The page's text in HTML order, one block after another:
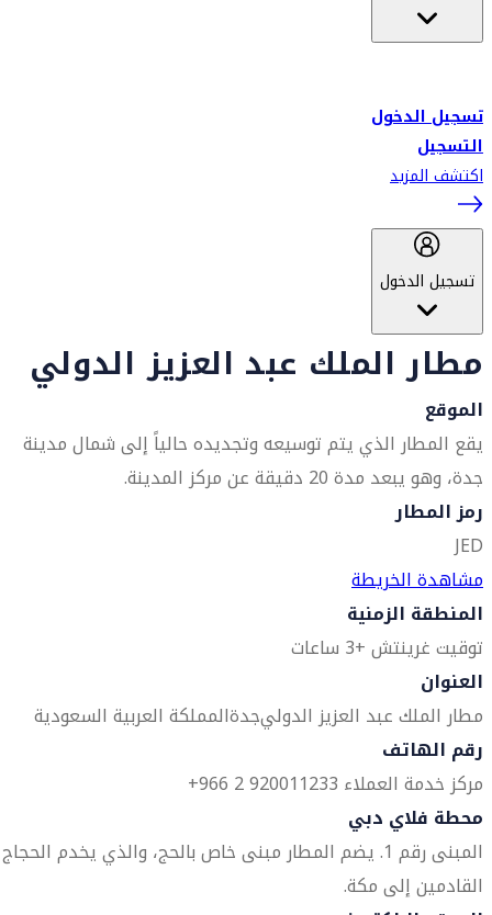
تسجيل الدخول
التسجيل
اكتشف المزيد
تسجيل الدخول
مطار الملك عبد العزيز الدولي
الموقع
يقع المطار الذي يتم توسيعه وتجديده حالياً إلى شمال مدينة
جدة، وهو يبعد مدة 20 دقيقة عن مركز المدينة.
رمز المطار
JED
مشاهدة الخريطة
المنطقة الزمنية
توقيت غرينتش +3 ساعات
العنوان
مطار الملك عبد العزيز الدوليجدةالمملكة العربية السعودية
رقم الهاتف
مركز خدمة العملاء 920011233 2 966+
محطة فلاي دبي
المبنى رقم 1. يضم المطار مبنى خاص بالحج، والذي يخدم الحجاج
القادمين إلى مكة.